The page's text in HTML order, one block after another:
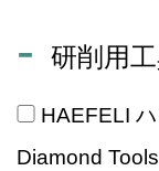
研削用
HAEFELI
Diamond Tools